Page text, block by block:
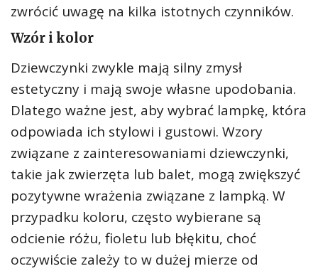
zwrócić uwagę na kilka istotnych czynników.
Wzór i kolor
Dziewczynki zwykle mają silny zmysł
estetyczny i mają swoje własne upodobania.
Dlatego ważne jest, aby wybrać lampkę, która
odpowiada ich stylowi i gustowi. Wzory
związane z zainteresowaniami dziewczynki,
takie jak zwierzęta lub balet, mogą zwiększyć
pozytywne wrażenia związane z lampką. W
przypadku koloru, często wybierane są
odcienie różu, fioletu lub błękitu, choć
oczywiście zależy to w dużej mierze od